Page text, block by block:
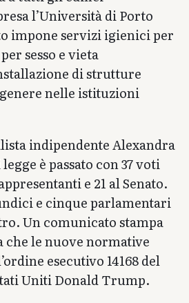
l’Università di Porto
impone servizi igienici per
sesso e vieta
di strutture
nelle istituzioni
indipendente Alexandra
è passato con 37 voti
e 21 al Senato.
e cinque parlamentari
Un comunicato stampa
le nuove normative
esecutivo 14168 del
Uniti Donald Trump.